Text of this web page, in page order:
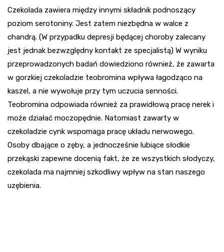
Czekolada zawiera między innymi składnik podnoszący
poziom serotoniny. Jest zatem niezbędna w walce z
chandrą. (W przypadku depresji będącej choroby zalecany
jest jednak bezwzględny kontakt ze specjalistą) W wyniku
przeprowadzonych badań dowiedziono również, że zawarta
w gorzkiej czekoladzie teobromina wpływa łagodząco na
kaszel, a nie wywołuje przy tym uczucia senności.
Teobromina odpowiada również za prawidłową pracę nerek i
może działać moczopędnie. Natomiast zawarty w
czekoladzie cynk wspomaga pracę układu nerwowego.
Osoby dbające o zęby, a jednocześnie lubiące słodkie
przekąski zapewne docenią fakt, że ze wszystkich słodyczy,
czekolada ma najmniej szkodliwy wpływ na stan naszego
uzębienia.